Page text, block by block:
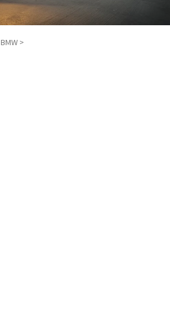
BMW >